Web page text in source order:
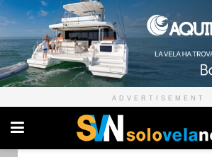
ADVERTISEMENT